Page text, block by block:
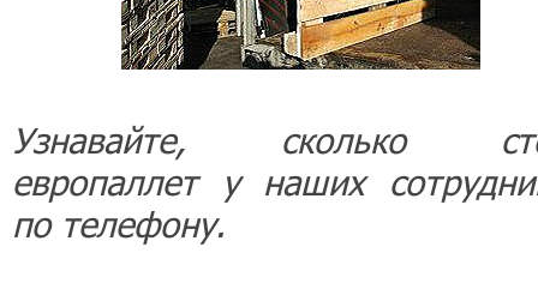
Узнавайте, сколько
европаллет у наших
по телефону.